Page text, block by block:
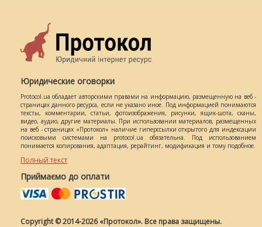
Юридические оговорки
Protocol.ua обладает авторскими правами на информацию, размещенную на веб -
страницах данного ресурса, если не указано иное. Под информацией понимаются
тексты, комментарии, статьи, фотоизображения, рисунки, ящик-шота, сканы,
видео, аудио, другие материалы. При использовании материалов, размещенных
на веб - страницах «Протокол» наличие гиперссылки открытого для индексации
поисковыми системами на protocol.ua обязательна. Под использованием
понимается копирования, адаптация, рерайтинг, модификация и тому подобное.
Полный текст
Приймаємо до оплати
Copyright © 2014-2026 «Протокол». Все права защищены.